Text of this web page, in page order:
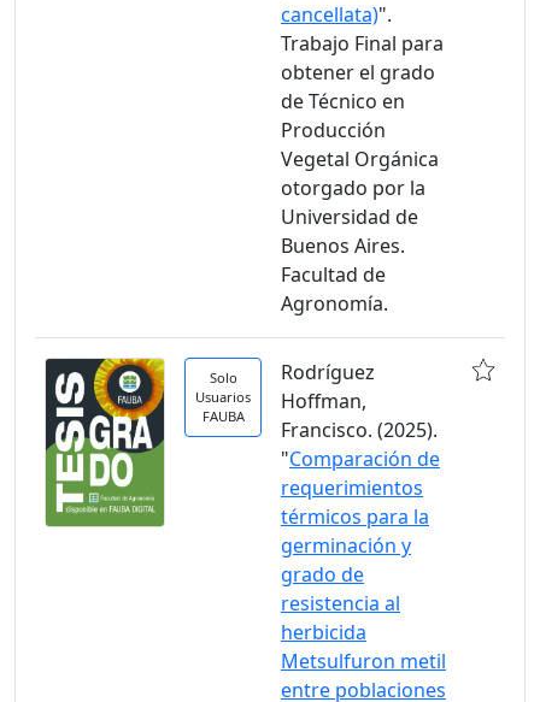
cancellata)".
Trabajo Final para
obtener el grado
de Técnico en
Producción
Vegetal Orgánica
otorgado por la
Universidad de
Buenos Aires.
Facultad de
Agronomía.
Solo
Usuarios
FAUBA
Rodríguez
Hoffman,
Francisco. (2025).
"Comparación de
requerimientos
térmicos para la
germinación y
grado de
resistencia al
herbicida
Metsulfuron metil
entre poblaciones